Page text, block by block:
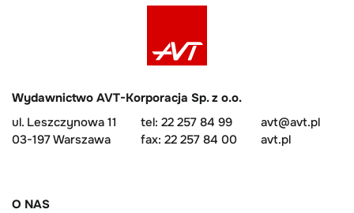
Wydawnictwo AVT-Korporacja Sp. z o.o.
ul. Leszczynowa 11
03-197 Warszawa
tel: 22 257 84 99
fax: 22 257 84 00
avt@avt.pl
avt.pl
O NAS